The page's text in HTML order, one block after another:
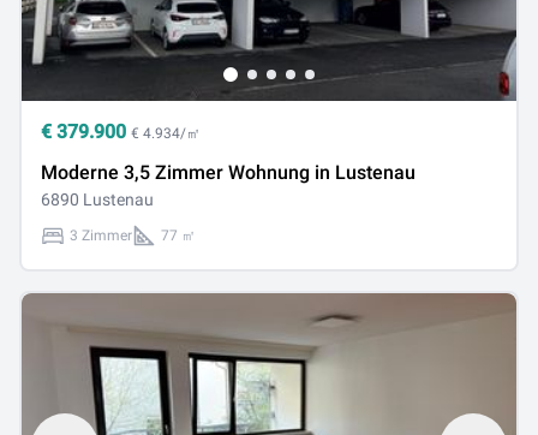
€ 379.900 € 4.934/㎡
Moderne 3,5 Zimmer Wohnung in Lustenau
6890 Lustenau
3 Zimmer 77 ㎡